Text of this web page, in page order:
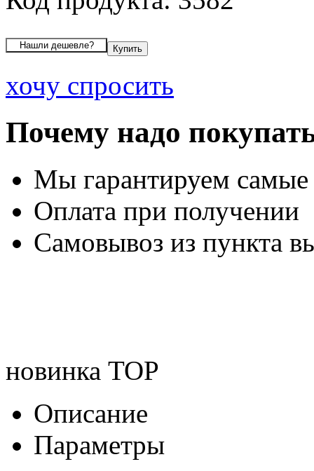
хочу спросить
Почему надо
Мы гарантируем
Оплата при получении
Самовывоз из пункта
новинка TOP
Описание
Параметры